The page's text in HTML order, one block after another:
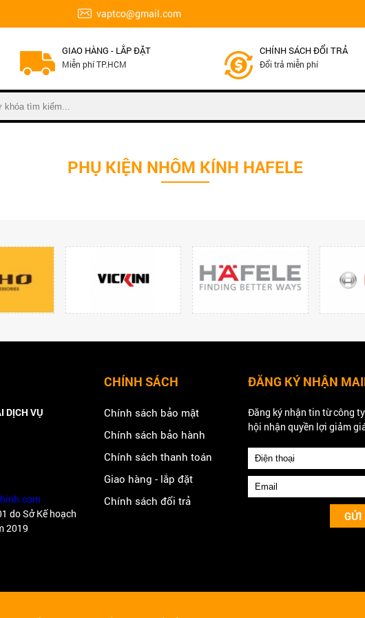
vaptco@gmail.com
GIAO HÀNG - LẮP ĐẶT
Miễn phí TP.HCM
CHÍNH SÁCH ĐỔI TRẢ
Đổi trả miễn phí
PHỤ KIỆN NHÔM KÍNH HAFELE
DỊCH VỤ
do Sở Kế hoạch
2019
CHÍNH SÁCH
Chính sách bảo mật
Chính sách bảo hành
Chính sách thanh toán
Giao hàng - lắp đặt
Chính sách đổi trả
ĐĂNG KÝ NHẬN
Đăng ký nhận tin từ công
hội nhận quyền lợi giảm